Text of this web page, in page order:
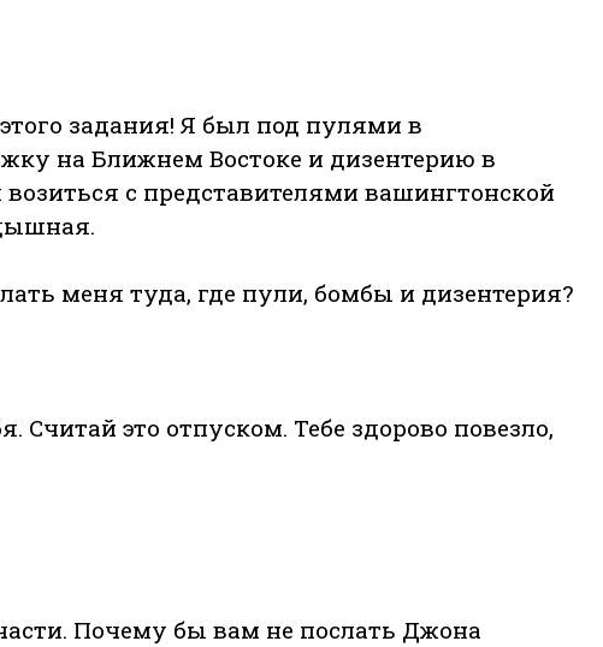
задания! Я был под пулями в
на Ближнем Востоке и дизентерию в
с представителями вашингтонской
меня туда, где пули, бомбы и дизентерия?
Считай это отпуском. Тебе здорово повезло,
Почему бы вам не послать Джона